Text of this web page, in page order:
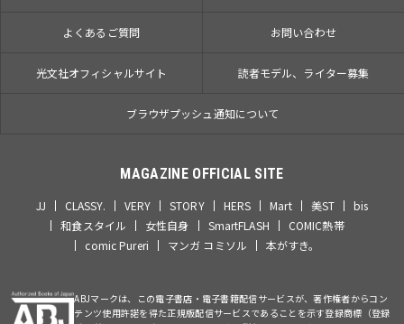
よくあるご質問 お問い合わせ
光文社オフィシャルサイト 読者モデル、ライター募集
ブラウザプッシュ通知について
MAGAZINE OFFICIAL SITE
JJ CLASSY. VERY STORY HERS Mart 美ST
bis
和食スタイル
女性自身 SmartFLASH
COMIC熱帯
comic Pureri
マンガ コミソル 本がすき。
ABJマークは、この電子書店・電子書籍配信サービスが、著作権者からコン
テンツ使用許諾を得た正規版配信サービスであることを示す登録商標（登録